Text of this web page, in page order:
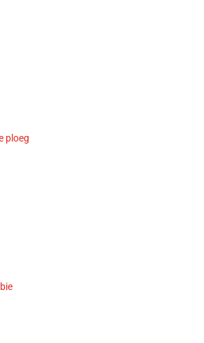
ploeg